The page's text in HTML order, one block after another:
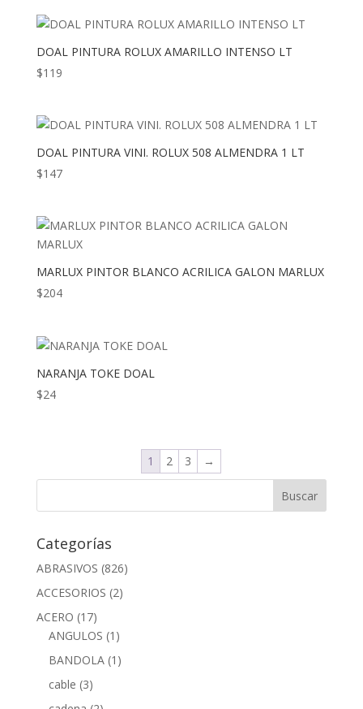
DOAL PINTURA ROLUX AMARILLO INTENSO LT
$119
DOAL PINTURA VINI. ROLUX 508 ALMENDRA 1 LT
$147
MARLUX PINTOR BLANCO ACRILICA GALON MARLUX
$204
NARANJA TOKE DOAL
$24
1 2 3 →
Categorías
ABRASIVOS (826)
ACCESORIOS (2)
ACERO (17)
ANGULOS (1)
BANDOLA (1)
cable (3)